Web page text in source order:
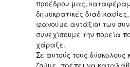
προέδρου μας,
δημοκρατικές
φανούμε αντάξιοι των
συνεχίσουμε την πορεία
χάραξε.
Σε αυτούς τους δύσκολους